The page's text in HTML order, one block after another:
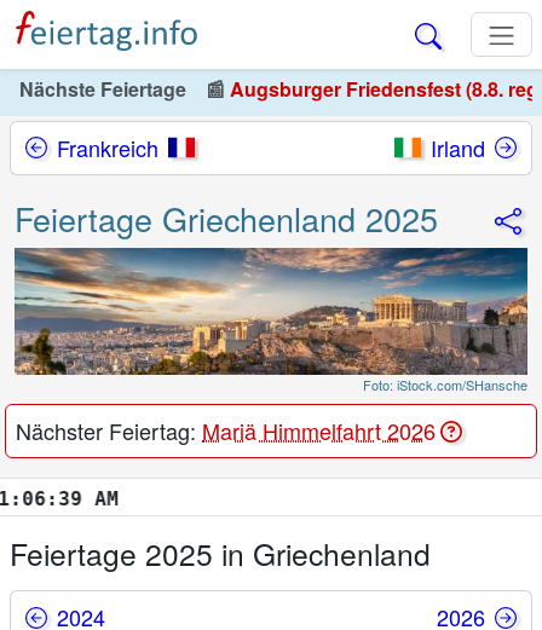
Nächste Feiertage 📰 Augsburger Friedensfest (8.8.
Frankreich Irland
Feiertage Griechenland 2025
Foto: iStock.com/SHansche
Nächster Feiertag: Mariä Himmelfahrt 2026
AM
Feiertage 2025 in Griechenland
2024
2026